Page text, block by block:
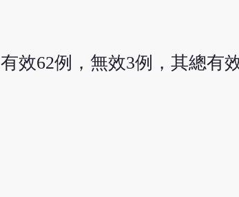
效62例，無效3例，其總有